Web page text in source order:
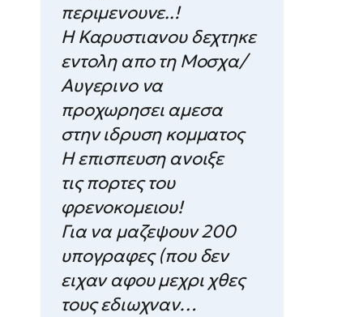
περιμενουνε..!
Η Καρυστιανου δεχτηκε
εντολη απο τη Μοσχα/
Αυγερινο να
προχωρησει αμεσα
στην ιδρυση κομματος
Η επισπευση ανοιξε
τις πορτες του
φρενοκομειου!
Για να μαζεψουν 200
υπογραφες (που δεν
ειχαν αφου μεχρι χθες
τους εδιωχναν…